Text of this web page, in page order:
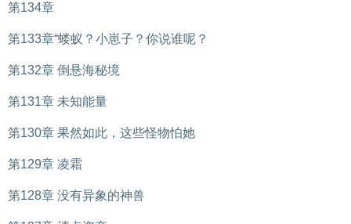
第134章
第133章“蝼蚁？小崽子？你说谁呢？
第132章 倒悬海秘境
第131章 未知能量
第130章 果然如此，这些怪物怕她
第129章 凌霜
第128章 没有异象的神兽